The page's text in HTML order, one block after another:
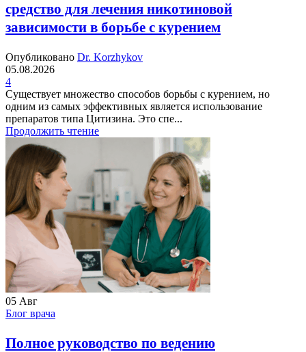
средство для лечения никотиновой
зависимости в борьбе с курением
Опубликовано Dr. Korzhykov
05.08.2026
4
Существует множество способов борьбы с курением, но
одним из самых эффективных является использование
препаратов типа Цитизина. Это спе...
Продолжить чтение
05 Авг
Блог врача
Полное руководство по ведению